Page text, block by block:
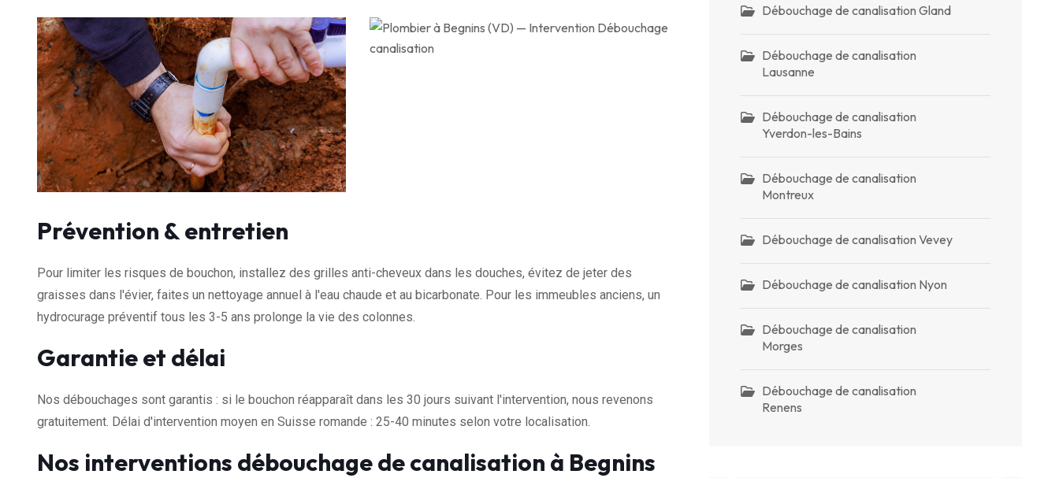
Prévention & entretien
Pour limiter les risques de bouchon, installez des grilles anti-cheveux dans les douches, évitez de jeter des
graisses dans l'évier, faites un nettoyage annuel à l'eau chaude et au bicarbonate. Pour les immeubles anciens, un
hydrocurage préventif tous les 3-5 ans prolonge la vie des colonnes.
Garantie et délai
Nos débouchages sont garantis : si le bouchon réapparaît dans les 30 jours suivant l'intervention, nous revenons
gratuitement. Délai d'intervention moyen en Suisse romande : 25-40 minutes selon votre localisation.
Nos interventions débouchage de canalisation à Begnins
Débouchage de canalisation Gland
Débouchage de canalisation
Lausanne
Débouchage de canalisation
Yverdon-les-Bains
Débouchage de canalisation
Montreux
Débouchage de canalisation Vevey
Débouchage de canalisation Nyon
Débouchage de canalisation
Morges
Débouchage de canalisation
Renens